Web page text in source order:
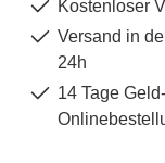
Kostenloser
Versand in
24h
14 Tage